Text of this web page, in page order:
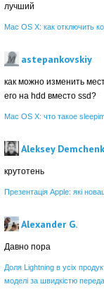
лучший
Mac OS X: как отключить
astepankovskiy
как можно изменить
его на hdd вместо ssd?
Mac OS X: что такое
Aleksey
крутотень
Презентація Apple: які
Alexander G.
Давно пора
Доля Lightning в усіх
моделі за швидкістю